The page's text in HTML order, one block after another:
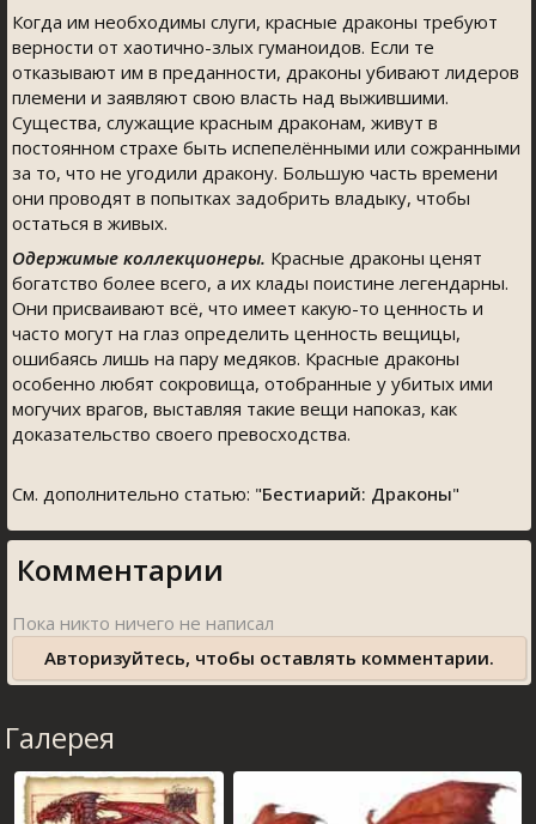
Когда им необходимы слуги, красные драконы требуют
верности от хаотично-злых гуманоидов. Если те
отказывают им в преданности, драконы убивают лидеров
племени и заявляют свою власть над выжившими.
Существа, служащие красным драконам, живут в
постоянном страхе быть испепелёнными или сожранными
за то, что не угодили дракону. Большую часть времени
они проводят в попытках задобрить владыку, чтобы
остаться в живых.
Одержимые коллекционеры. Красные драконы ценят
богатство более всего, а их клады поистине легендарны.
Они присваивают всё, что имеет какую-то ценность и
часто могут на глаз определить ценность вещицы,
ошибаясь лишь на пару медяков. Красные драконы
особенно любят сокровища, отобранные у убитых ими
могучих врагов, выставляя такие вещи напоказ, как
доказательство своего превосходства.
См. дополнительно статью: "Бестиарий: Драконы"
Комментарии
Авторизуйтесь, чтобы оставлять комментарии.
Галерея